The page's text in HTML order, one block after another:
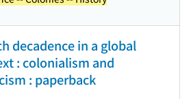
decadence in a global
: colonialism and
: paperback